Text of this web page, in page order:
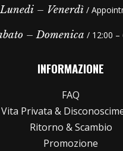
Lunedi – Venerdì /
– Domenica / 12:00 –
INFORMAZIONE
FAQ
Vita Privata &
Ritorno & Scambio
Promozione